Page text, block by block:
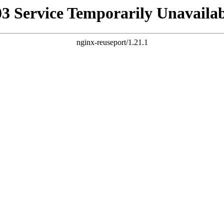
Service Temporarily
nginx-reuseport/1.21.1